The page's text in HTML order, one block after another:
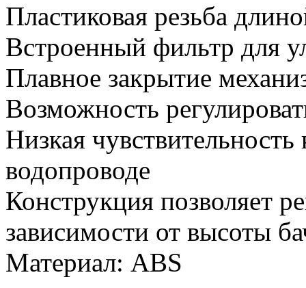
Пластиковая резьба
Встроенный фильтр для
Плавное закрытие
Возможность
Низкая
водопроводе
Конструкция позволяет
зависимости от высоты
Материал: ABS